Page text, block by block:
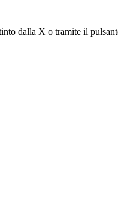
dalla X o tramite il